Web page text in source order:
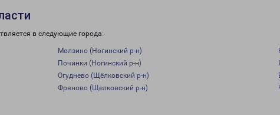
в следующие города:
Молзино (Ногинский р-н)
Починки (Ногинский р-н)
Огуднево (Щёлковский р-н)
Фряново (Щелковский р-н)